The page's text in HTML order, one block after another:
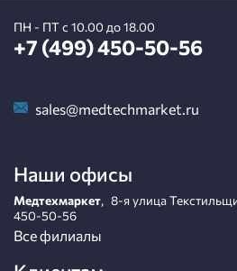
ПН - ПТ с 10.00 до 18.00
+7 (499) 450-50-56
sales@medtechmarket.ru
Наши офисы
Медтехмаркет, 8-я улица
450-50-56
Все филиалы